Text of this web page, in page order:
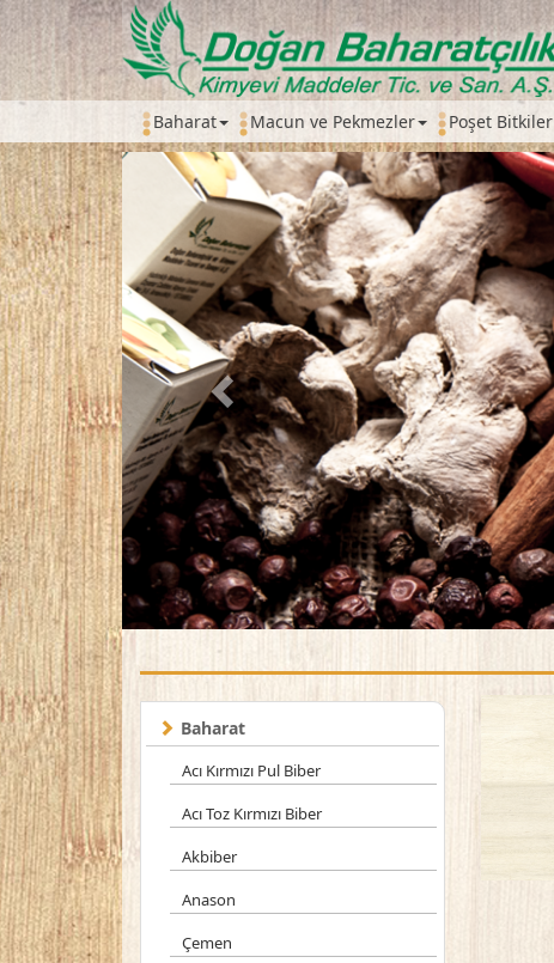
Baharat Macun ve Pekmezler Poşet Bitkiler
Baharat
Acı Kırmızı Pul Biber
Acı Toz Kırmızı Biber
Akbiber
Anason
Çemen